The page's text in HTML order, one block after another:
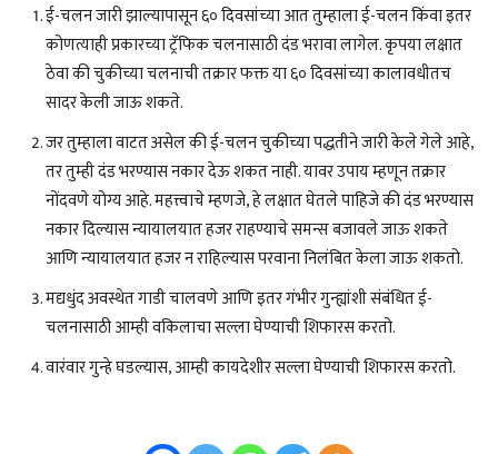
ई-चलन जारी झाल्यापासून ६० दिवसांच्या आत तुम्हाला ई-चलन किंवा इतर
कोणत्याही प्रकारच्या ट्रॅफिक चलनासाठी दंड भरावा लागेल. कृपया लक्षात
ठेवा की चुकीच्या चलनाची तक्रार फक्त या ६० दिवसांच्या कालावधीतच
सादर केली जाऊ शकते.
जर तुम्हाला वाटत असेल की ई-चलन चुकीच्या पद्धतीने जारी केले गेले आहे,
तर तुम्ही दंड भरण्यास नकार देऊ शकत नाही. यावर उपाय म्हणून तक्रार
नोंदवणे योग्य आहे. महत्त्वाचे म्हणजे, हे लक्षात घेतले पाहिजे की दंड भरण्यास
नकार दिल्यास न्यायालयात हजर राहण्याचे समन्स बजावले जाऊ शकते
आणि न्यायालयात हजर न राहिल्यास परवाना निलंबित केला जाऊ शकतो.
मद्यधुंद अवस्थेत गाडी चालवणे आणि इतर गंभीर गुन्ह्यांशी संबंधित ई-
चलनासाठी आम्ही वकिलाचा सल्ला घेण्याची शिफारस करतो.
वारंवार गुन्हे घडल्यास, आम्ही कायदेशीर सल्ला घेण्याची शिफारस करतो.